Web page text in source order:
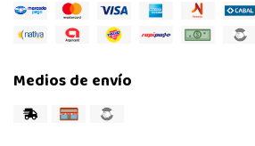
Medios de envío